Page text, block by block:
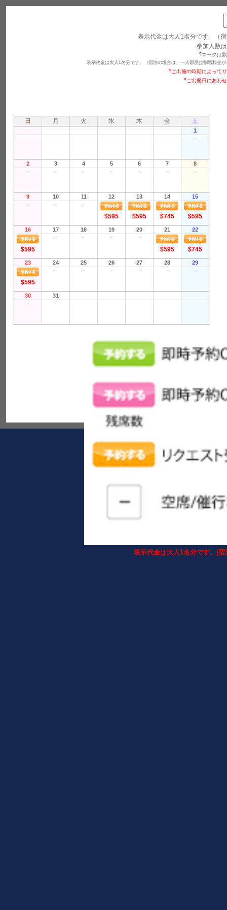
表示代金は大人1名分です。（
参加人数は
*マークは
表示代金は大人1名分です。（宿泊の場合は、一人部屋は割増料金
*ご出発の時期によって
*ご出発日にあわ
日 月 火 水 木 金 土
1
-
2 3 4 5 6 7 8
- - - - - - -
9 10 11 12 13 14 15
- -
-
$595
$595 $745 $595
16 17 18 19 20 21 22
$595
- - -
-
$595
$745
23 24 25 26 27 28 29
$595
- - - - - -
30 31
- -
表示代金は大人1名分です。(